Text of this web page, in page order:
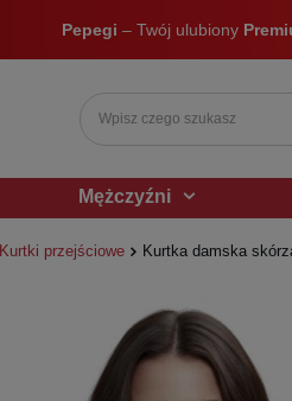
Pepegi – Twój ulubiony
Mężczyźni
Kurtki przejściowe Kurtka damska